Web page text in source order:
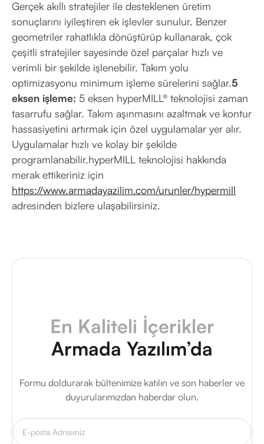
Gerçek akıllı stratejiler ile desteklenen üretim
sonuçlarını iyileştiren ek işlevler sunulur. Benzer
geometriler rahatlıkla dönüştürüp kullanarak, çok
çeşitli stratejiler sayesinde özel parçalar hızlı ve
verimli bir şekilde işlenebilir. Takım yolu
optimizasyonu minimum işleme sürelerini sağlar.5
eksen işleme: 5 eksen hyperMILL® teknolojisi zaman
tasarrufu sağlar. Takım aşınmasını azaltmak ve kontur
hassasiyetini artırmak için özel uygulamalar yer alır.
Uygulamalar hızlı ve kolay bir şekilde
programlanabilir.hyperMILL teknolojisi hakkında
merak ettikeriniz için
https://www.armadayazilim.com/urunler/hypermill
adresinden bizlere ulaşabilirsiniz.
En Kaliteli İçerikler
Armada Yazılım’da
Formu doldurarak bültenimize katılın ve son haberler ve
duyurularımızdan haberdar olun.